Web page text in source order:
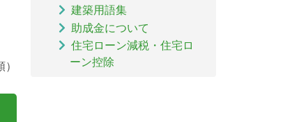
建築用語集
助成金について
住宅ローン減税・住宅ロ
ーン控除